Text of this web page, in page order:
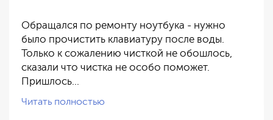
Обращался по ремонту ноутбука - нужно
было прочистить клавиатуру после воды.
Только к сожалению чисткой не обошлось,
сказали что чистка не особо поможет.
Пришлось…
Читать полностью